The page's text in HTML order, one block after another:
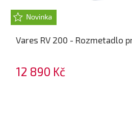
Vares RV 200 - Rozmetadlo
12 890 Kč